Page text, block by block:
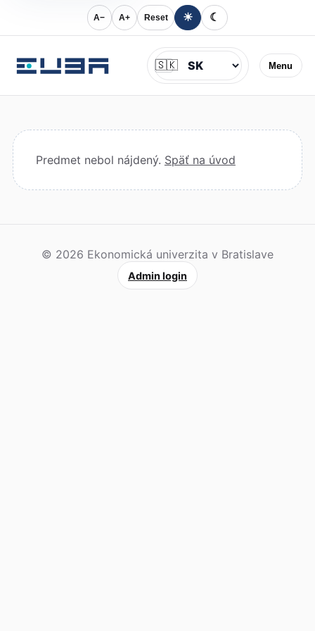
A− A+ Reset ☀ ☾
Menu
Jazyk
🇸🇰
Predmet nebol nájdený. Späť na úvod
© 2026 Ekonomická univerzita v Bratislave
Admin login